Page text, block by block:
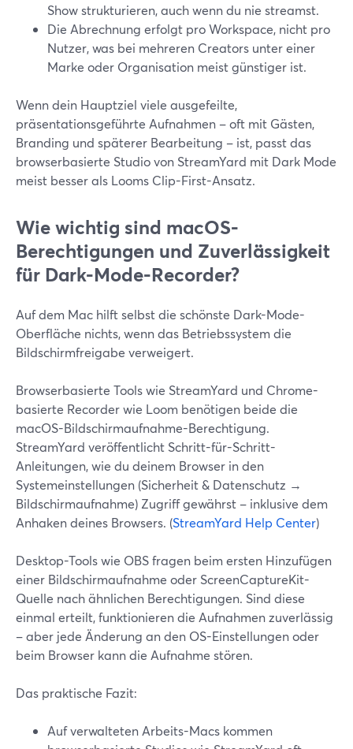
Show strukturieren, auch wenn du nie streamst.
Die Abrechnung erfolgt pro Workspace, nicht pro
Nutzer, was bei mehreren Creators unter einer
Marke oder Organisation meist günstiger ist.
Wenn dein Hauptziel viele ausgefeilte,
präsentationsgeführte Aufnahmen – oft mit Gästen,
Branding und späterer Bearbeitung – ist, passt das
browserbasierte Studio von StreamYard mit Dark Mode
meist besser als Looms Clip-First-Ansatz.
Wie wichtig sind macOS-
Berechtigungen und Zuverlässigkeit
für Dark-Mode-Recorder?
Auf dem Mac hilft selbst die schönste Dark-Mode-
Oberfläche nichts, wenn das Betriebssystem die
Bildschirmfreigabe verweigert.
Browserbasierte Tools wie StreamYard und Chrome-
basierte Recorder wie Loom benötigen beide die
macOS-Bildschirmaufnahme-Berechtigung.
StreamYard veröffentlicht Schritt-für-Schritt-
Anleitungen, wie du deinem Browser in den
Systemeinstellungen (Sicherheit & Datenschutz →
Bildschirmaufnahme) Zugriff gewährst – inklusive dem
Anhaken deines Browsers. (StreamYard Help Center)
Desktop-Tools wie OBS fragen beim ersten Hinzufügen
einer Bildschirmaufnahme oder ScreenCaptureKit-
Quelle nach ähnlichen Berechtigungen. Sind diese
einmal erteilt, funktionieren die Aufnahmen zuverlässig
– aber jede Änderung an den OS-Einstellungen oder
beim Browser kann die Aufnahme stören.
Das praktische Fazit:
Auf verwalteten Arbeits-Macs kommen